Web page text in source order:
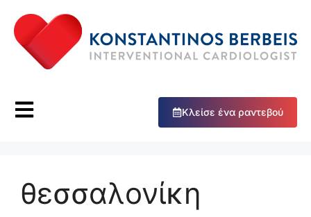
Κλείσε ένα ραντεβού
θεσσαλονίκη